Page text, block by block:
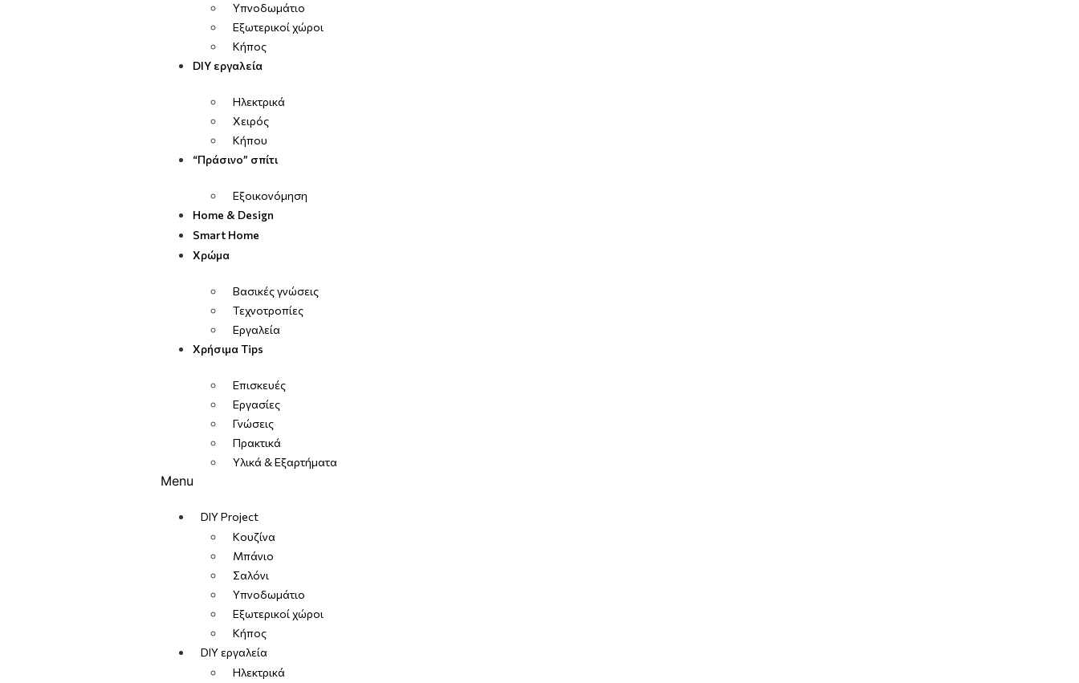
Υπνοδωμάτιο
Εξωτερικοί χώροι
Κήπος
DIY εργαλεία
Ηλεκτρικά
Χειρός
Κήπου
“Πράσινο” σπίτι
Εξοικονόμηση
Home & Design
Smart Home
Χρώμα
Βασικές γνώσεις
Τεχνοτροπίες
Εργαλεία
Χρήσιμα Tips
Επισκευές
Εργασίες
Γνώσεις
Πρακτικά
Υλικά & Εξαρτήματα
Menu
DIY Project
Κουζίνα
Μπάνιο
Σαλόνι
Υπνοδωμάτιο
Εξωτερικοί χώροι
Κήπος
DIY εργαλεία
Ηλεκτρικά